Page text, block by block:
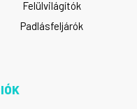
Felülvilágítók
Padlásfeljárók